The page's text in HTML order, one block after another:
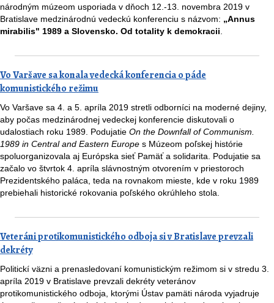
národným múzeom usporiada v dňoch 12.-13. novembra 2019 v
Bratislave medzinárodnú vedeckú konferenciu s názvom: „Annus
mirabilis" 1989 a Slovensko. Od totality k demokracii
Vo Varšave sa konala vedecká konferencia o páde
komunistického režimu
Vo Varšave sa 4. a 5. apríla 2019 stretli odborníci na moderné dejiny,
aby počas medzinárodnej vedeckej konferencie diskutovali o
udalostiach roku 1989. Podujatie On the Downfall of Communism.
1989 in Central and Eastern Europe s Múzeom poľskej histórie
spoluorganizovala aj Európska sieť Pamäť a solidarita. Podujatie sa
začalo vo štvrtok 4. apríla slávnostným otvorením v priestoroch
Prezidentského paláca, teda na rovnakom mieste, kde v roku 1989
prebiehali historické rokovania poľského okrúhleho stola.
Veteráni protikomunistického odboja si v Bratislave prevzali
dekréty
Politickí väzni a prenasledovaní komunistickým režimom si v stredu 3.
apríla 2019 v Bratislave prevzali dekréty veteránov
protikomunistického odboja, ktorými Ústav pamäti národa vyjadruje